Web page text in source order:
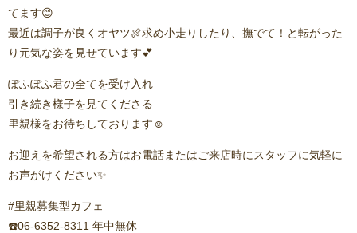
てます😊
最近は調子が良くオヤツ🍖求め小走りしたり、撫でて！と転がった
り元気な姿を見せています💕
ぽふぽふ君の全てを受け入れ
引き続き様子を見てくださる
里親様をお待ちしております☺️⁡
⁡お迎えを希望される方はお電話またはご来店時にスタッフに気軽に
お声がけください✨
#里親募集型カフェ
☎️06-6352-8311 年中無休